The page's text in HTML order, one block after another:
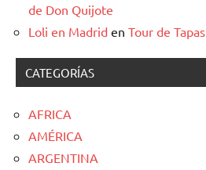
de Don Quijote
Loli en Madrid en Tour de Tapas
CATEGORÍAS
AFRICA
AMÉRICA
ARGENTINA